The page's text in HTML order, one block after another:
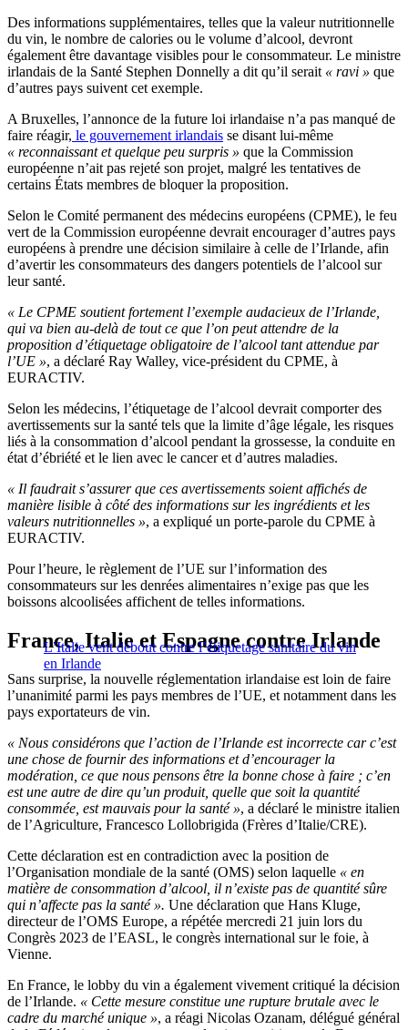
Des informations supplémentaires, telles que la valeur nutritionnelle
du vin, le nombre de calories ou le volume d’alcool, devront
également être davantage visibles pour le consommateur. Le ministre
irlandais de la Santé Stephen Donnelly a dit qu’il serait « ravi » que
d’autres pays suivent cet exemple.
A Bruxelles, l’annonce de la future loi irlandaise n’a pas manqué de
faire réagir, le gouvernement irlandais se disant lui-même
« reconnaissant et quelque peu surpris » que la Commission
européenne n’ait pas rejeté son projet, malgré les tentatives de
certains États membres de bloquer la proposition.
Selon le Comité permanent des médecins européens (CPME), le feu
vert de la Commission européenne devrait encourager d’autres pays
européens à prendre une décision similaire à celle de l’Irlande, afin
d’avertir les consommateurs des dangers potentiels de l’alcool sur
leur santé.
« Le CPME soutient fortement l’exemple audacieux de l’Irlande,
qui va bien au-delà de tout ce que l’on peut attendre de la
proposition d’étiquetage obligatoire de l’alcool tant attendue par
l’UE », a déclaré Ray Walley, vice-président du CPME, à
EURACTIV.
Selon les médecins, l’étiquetage de l’alcool devrait comporter des
avertissements sur la santé tels que la limite d’âge légale, les risques
liés à la consommation d’alcool pendant la grossesse, la conduite en
état d’ébriété et le lien avec le cancer et d’autres maladies.
« Il faudrait s’assurer que ces avertissements soient affichés de
manière lisible à côté des informations sur les ingrédients et les
valeurs nutritionnelles », a expliqué un porte-parole du CPME à
EURACTIV.
Pour l’heure, le règlement de l’UE sur l’information des
consommateurs sur les denrées alimentaires n’exige pas que les
boissons alcoolisées affichent de telles informations.
L’Italie vent debout contre l’étiquetage sanitaire du vin
en Irlande
France, Italie et Espagne contre Irlande
Sans surprise, la nouvelle réglementation irlandaise est loin de faire
l’unanimité parmi les pays membres de l’UE, et notamment dans les
pays exportateurs de vin.
« Nous considérons que l’action de l’Irlande est incorrecte car c’est
une chose de fournir des informations et d’encourager la
modération, ce que nous pensons être la bonne chose à faire ; c’en
est une autre de dire qu’un produit, quelle que soit la quantité
consommée, est mauvais pour la santé », a déclaré le ministre italien
de l’Agriculture, Francesco Lollobrigida (Frères d’Italie/CRE).
Cette déclaration est en contradiction avec la position de
l’Organisation mondiale de la santé (OMS) selon laquelle « en
matière de consommation d’alcool, il n’existe pas de quantité sûre
qui n’affecte pas la santé ». Une déclaration que Hans Kluge,
directeur de l’OMS Europe, a répétée mercredi 21 juin lors du
Congrès 2023 de l’EASL, le congrès international sur le foie, à
Vienne.
En France, le lobby du vin a également vivement critiqué la décision
de l’Irlande. « Cette mesure constitue une rupture brutale avec le
cadre du marché unique », a réagi Nicolas Ozanam, délégué général